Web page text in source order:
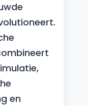
en